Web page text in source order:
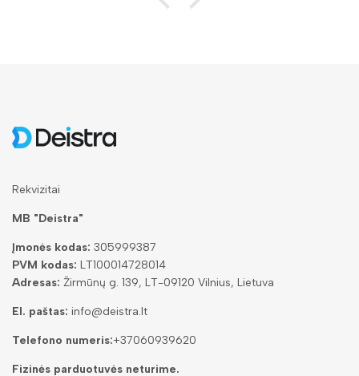
Rekvizitai
MB "Deistra"
Įmonės kodas: 305999387
PVM kodas: LT100014728014
Adresas: Žirmūnų g. 139, LT-09120 Vilnius, Lietuva
El. paštas: info@deistra.lt
Telefono numeris:+37060939620
Fizinės parduotuvės neturime.